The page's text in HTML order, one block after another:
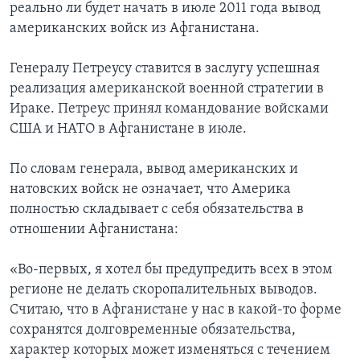
реально ли будет начать в июле 2011 года вывод
американских войск из Афганистана.
Генералу Петреусу ставится в заслугу успешная
реализация американской военной стратегии в
Ираке. Петреус принял командование войсками
США и НАТО в Афганистане в июле.
По словам генерала, вывод американских и
натовских войск не означает, что Америка
полностью складывает с себя обязательства в
отношении Афганистана:
«Во-первых, я хотел бы предупредить всех в этом
регионе не делать скоропалительных выводов.
Считаю, что в Афганистане у нас в какой-то форме
сохранятся долговременные обязательства,
характер которых может изменяться с течением